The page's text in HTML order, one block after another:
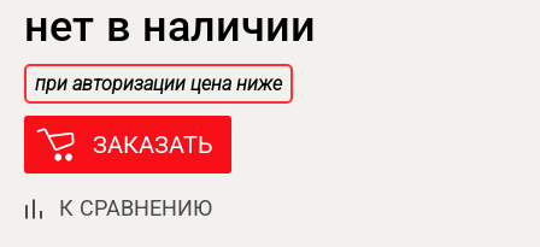
нет в наличии
при авторизации цена ниже
ЗАКАЗАТЬ
К СРАВНЕНИЮ